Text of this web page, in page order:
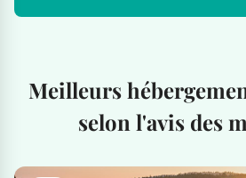
Meilleurs
selon l'avis des